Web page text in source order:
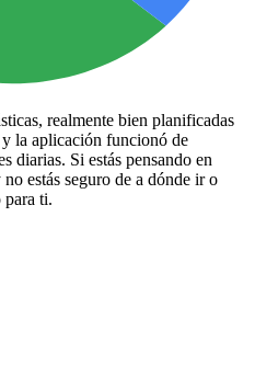
realmente bien planificadas
la aplicación funcionó de
diarias. Si estás pensando en
estás seguro de a dónde ir o
para ti.